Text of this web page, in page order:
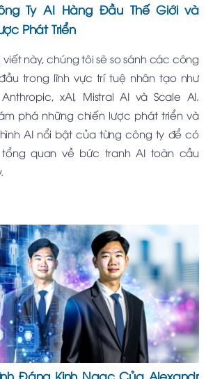
Ty AI Hàng Đầu Thế Giới và
Phát Triển
viết này, chúng tôi sẽ so sánh các công
trong lĩnh vực trí tuệ nhân tạo như
xAI, Mistral AI và Scale AI.
phá những chiến lược phát triển và
AI nổi bật của từng công ty để có
quan về bức tranh AI toàn cầu
Đáng Kinh Ngạc Của Alexandr